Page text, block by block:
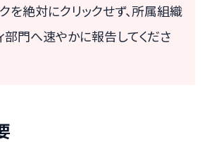
を絶対にクリックせず、所属組織
部門へ速やかに報告してくださ